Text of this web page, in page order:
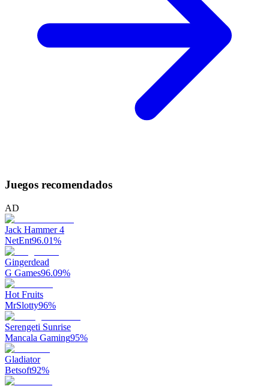
Juegos recomendados
AD
Jack Hammer 4
NetEnt96.01%
Gingerdead
G Games96.09%
Hot Fruits
MrSlotty96%
Serengeti Sunrise
Mancala Gaming95%
Gladiator
Betsoft92%